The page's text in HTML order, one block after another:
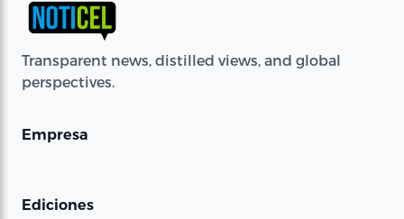
Transparent news, distilled views, and global
perspectives.
Empresa
Ediciones